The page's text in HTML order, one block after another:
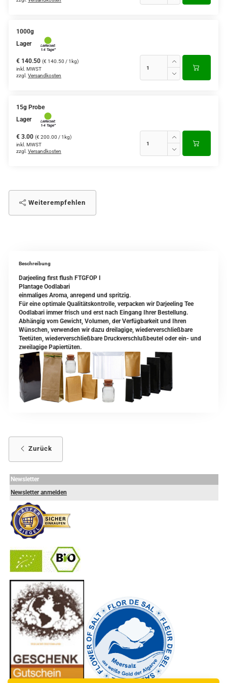
1000g
Lager
€ 140.50 (€ 140.50 / 1kg)
inkl. MWST
zzgl. Versandkosten
15g Probe
Lager
€ 3.00 (€ 200.00 / 1kg)
inkl. MWST
zzgl. Versandkosten
Weiterempfehlen
Beschreibung
Darjeeling first flush FTGFOP I
Plantage Oodlabari
einmaliges Aroma, anregend und spritzig.
Für eine optimale Qualitätskontrolle, verpacken wir Darjeeling Tee
Oodlabari immer frisch und erst nach Eingang Ihrer Bestellung.
Abhängig vom Gewicht, Volumen, der Verfügbarkeit und Ihren
Wünschen, verwenden wir dazu dreilagige, wiederverschließbare
Teetüten, wiederverschließbare Druckverschlußbeutel oder ein- und
zweilagige Papiertüten.
Zurück
Newsletter
Newsletter anmelden